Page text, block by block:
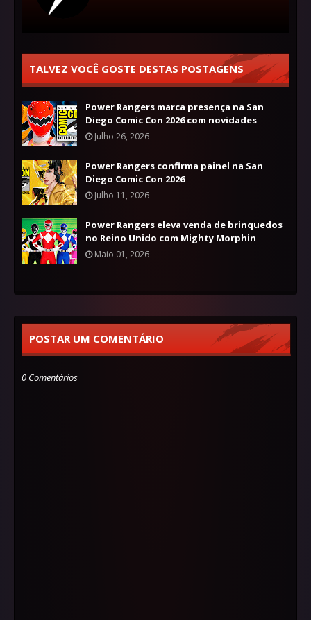
TALVEZ VOCÊ GOSTE DESTAS POSTAGENS
Power Rangers marca presença na San
Diego Comic Con 2026 com novidades
Julho 26, 2026
Power Rangers confirma painel na San
Diego Comic Con 2026
Julho 11, 2026
Power Rangers eleva venda de brinquedos
no Reino Unido com Mighty Morphin
Maio 01, 2026
POSTAR UM COMENTÁRIO
0 Comentários